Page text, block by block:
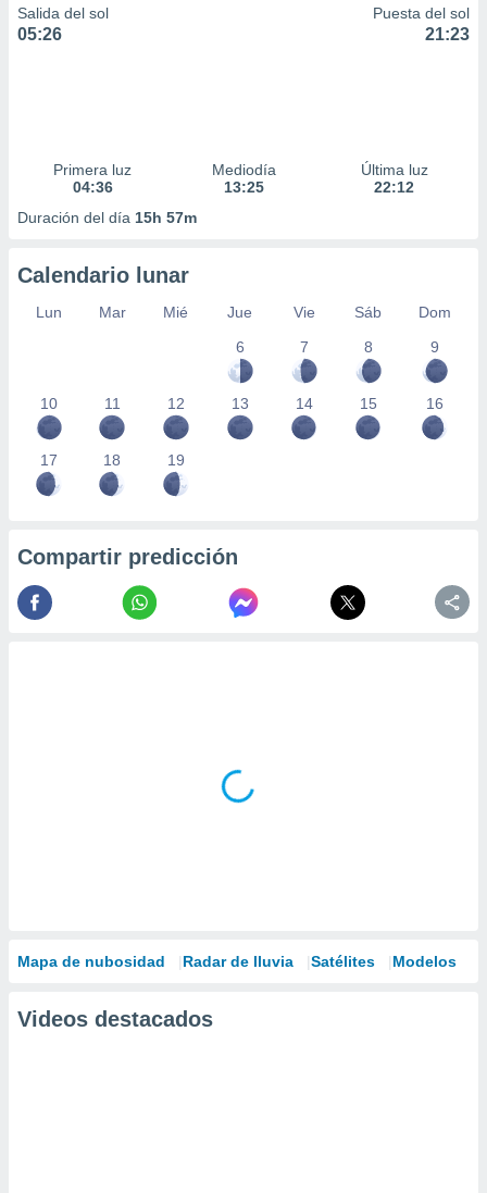
Salida del sol
05:26
Puesta del sol
21:23
Primera luz
04:36
Mediodía
13:25
Última luz
22:12
Duración del día 15h 57m
Calendario lunar
Lun Mar Mié Jue Vie Sáb
Dom
6
7 8 9
10 11 12 13 14 15 16
17 18 19
Compartir predicción
Mapa de nubosidad Radar de lluvia Satélites Modelos
Videos destacados